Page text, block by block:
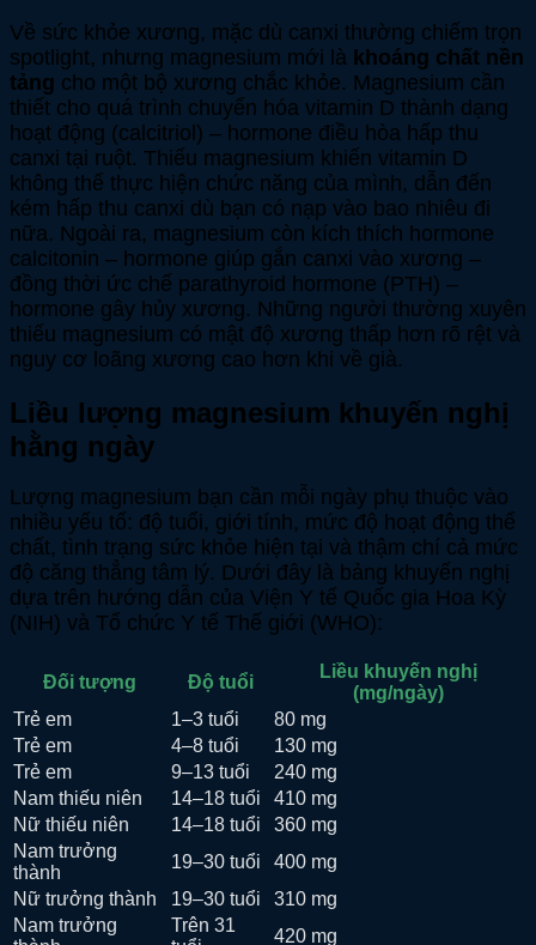
Về sức khỏe xương, mặc dù canxi thường chiếm trọn
spotlight, nhưng magnesium mới là khoáng chất nền
tảng cho một bộ xương chắc khỏe. Magnesium cần
thiết cho quá trình chuyển hóa vitamin D thành dạng
hoạt động (calcitriol) – hormone điều hòa hấp thu
canxi tại ruột. Thiếu magnesium khiến vitamin D
không thể thực hiện chức năng của mình, dẫn đến
kém hấp thu canxi dù bạn có nạp vào bao nhiêu đi
nữa. Ngoài ra, magnesium còn kích thích hormone
calcitonin – hormone giúp gắn canxi vào xương –
đồng thời ức chế parathyroid hormone (PTH) –
hormone gây hủy xương. Những người thường xuyên
thiếu magnesium có mật độ xương thấp hơn rõ rệt và
nguy cơ loãng xương cao hơn khi về già.
Liều lượng magnesium khuyến nghị
hằng ngày
Lượng magnesium bạn cần mỗi ngày phụ thuộc vào
nhiều yếu tố: độ tuổi, giới tính, mức độ hoạt động thể
chất, tình trạng sức khỏe hiện tại và thậm chí cả mức
độ căng thẳng tâm lý. Dưới đây là bảng khuyến nghị
dựa trên hướng dẫn của Viện Y tế Quốc gia Hoa Kỳ
(NIH) và Tổ chức Y tế Thế giới (WHO):
Đối tượng Độ tuổi
Liều khuyến nghị
(mg/ngày)
Trẻ em
1–3 tuổi
80 mg
Trẻ em
4–8 tuổi
130 mg
Trẻ em
9–13 tuổi
240 mg
Nam thiếu niên
14–18 tuổi
410 mg
Nữ thiếu niên
14–18 tuổi
360 mg
Nam trưởng
thành
19–30 tuổi
400 mg
Nữ trưởng thành
19–30 tuổi
310 mg
Nam trưởng
Trên 31
420 mg